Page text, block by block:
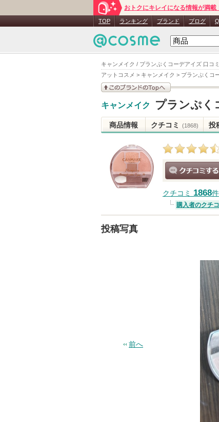
キャンメイク / プランぷくコーデアイズ 口コ
アットコスメ > キャンメイク > プランぷくコ
おトクにキレイになる情報が満載
TOP ランキング ブランド ブログ
このブランドの情報を
キャンメイク プランぷく
商品情報 クチコミ (1868) 投
クチコミ 1868件
購入者のクチ
投稿写真
前へ